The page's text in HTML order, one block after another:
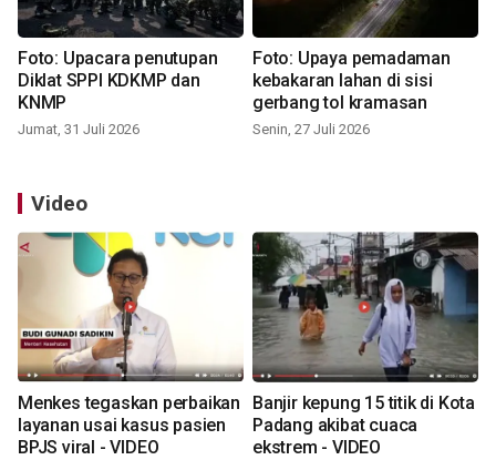
Foto: Upacara penutupan
Diklat SPPI KDKMP dan
KNMP
Jumat, 31 Juli 2026
Foto: Upaya pemadaman
kebakaran lahan di sisi
gerbang tol kramasan
Senin, 27 Juli 2026
Video
Menkes tegaskan perbaikan
layanan usai kasus pasien
BPJS viral - VIDEO
Banjir kepung 15 titik di Kota
Padang akibat cuaca
ekstrem - VIDEO